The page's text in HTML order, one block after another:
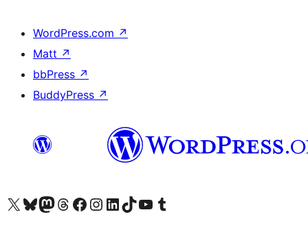
WordPress.com ↗
Matt ↗
bbPress ↗
BuddyPress ↗
Visita nuestra cuenta de X (anteriormente Twitter)
Visita nuestra cuenta de Bluesky
Visita nuestra cuenta de Mastodon
Visita nuestra cuenta de Threads
Visita nuestra página de Facebook
Visita nuestra cuenta de Instagram
Visita nuestra cuenta de LinkedIn
Visita nuestra cuenta de TikTok
Visita nuestro canal de YouTube
Visita nuestra cuenta de Tumblr